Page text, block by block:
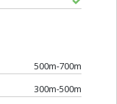
500m-700m
300m-500m